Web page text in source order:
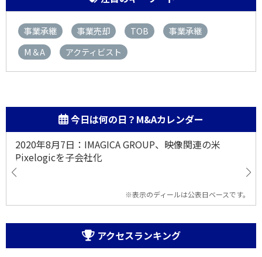
事業承継 事業売却 TOB
事業承継
M＆A
アクティビスト
今日は何の日？M&Aカレンダー
2020年8月7日：IMAGICA GROUP、映像関連の米
Pixelogicを子会社化
※表示のディールは公表日ベースです。
アクセスランキング